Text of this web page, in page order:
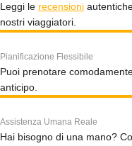
Leggi le recensioni
nostri viaggiatori.
Pianificazione Flessibile
Puoi prenotare
anticipo.
Assistenza Umana Reale
Hai bisogno di una mano?